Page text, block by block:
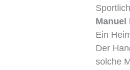
Manuel
Ein
Der
solche